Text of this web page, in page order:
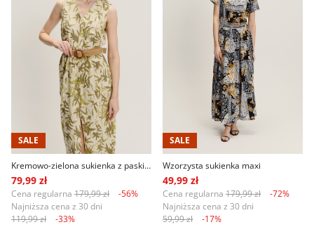
SALE
Kremowo-zielona sukienka z paskiem z rafii
79,99 zł
Cena regularna 179,99 zł
-56%
Najniższa cena z 30 dni
119,99 zł
-33%
SALE
Wzorzysta sukienka maxi
49,99 zł
Cena regularna 179,99 zł
-72%
Najniższa cena z 30 dni
59,99 zł
-17%